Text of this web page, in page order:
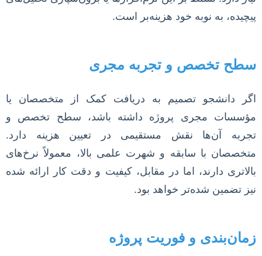
پیچیده، به نوبه خود هزینه‌بر است.
سطح تخصص و تجربه مجری
اگر دانشجو تصمیم به دریافت کمک از متخصصان یا
مؤسسات مجری پروژه داشته باشد، سطح تخصص و
تجربه آن‌ها نقش مستقیمی در تعیین هزینه دارد.
متخصصان با سابقه و شهرت علمی بالا، معمولاً نرخ‌های
بالاتری دارند، اما در مقابل، کیفیت و دقت کار ارائه شده
نیز تضمین شده‌تر خواهد بود.
زمان‌بندی و فوریت پروژه